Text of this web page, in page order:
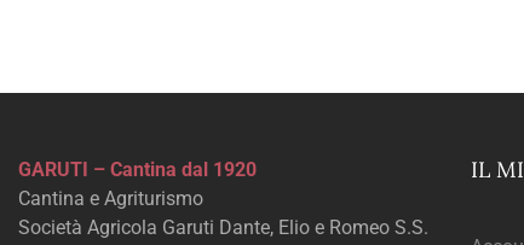
GARUTI – Cantina dal 1920
Cantina e Agriturismo
Società Agricola Garuti Dante, Elio e Romeo S.S.
IL